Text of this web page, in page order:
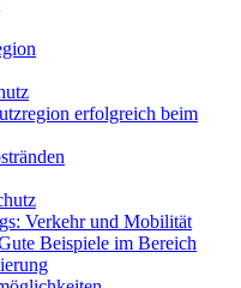
erfolgreich beim
Verkehr und Mobilität
Beispiele im Bereich